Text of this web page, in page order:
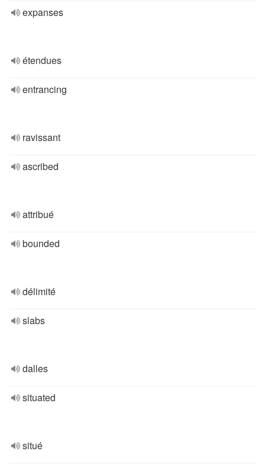
expanses
étendues
entrancing
ravissant
ascribed
attribué
bounded
délimité
slabs
dalles
situated
situé